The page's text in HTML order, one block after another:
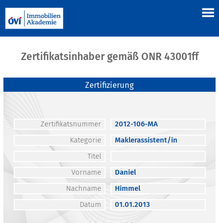
Zertifikatsinhaber gemäß ONR 43001ff
Zertifizierung
Zertifikatsnummer
2012-106-MA
Kategorie
Maklerassistent/in
Titel
Vorname
Daniel
Nachname
Himmel
Datum
01.01.2013